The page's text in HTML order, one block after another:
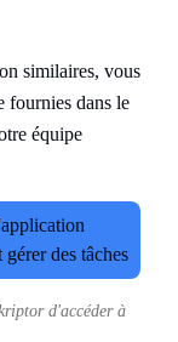
similaires, vous
fournies dans le
équipe
d'accéder à